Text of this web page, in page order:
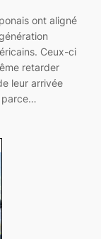
ont aligné
Ceux-ci
retarder
leur arrivée
parce…